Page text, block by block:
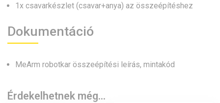
1x csavarkészlet (csavar+anya) az összeépítéshez
Dokumentáció
MeArm robotkar összeépítési leírás, mintakód
Érdekelhetnek még…